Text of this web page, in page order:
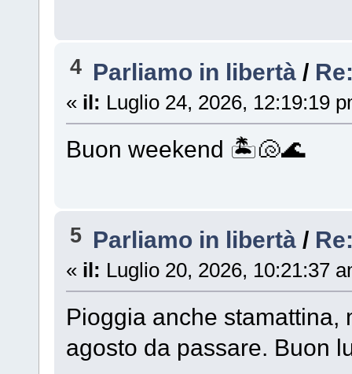
4 Parliamo in libertà /
« il: Luglio 24, 2026, 12:19:19
Buon weekend 🏝️🐚🌊
5 Parliamo in libertà /
« il: Luglio 20, 2026, 10:21:37
Pioggia anche stamattina,
agosto da passare. Buon